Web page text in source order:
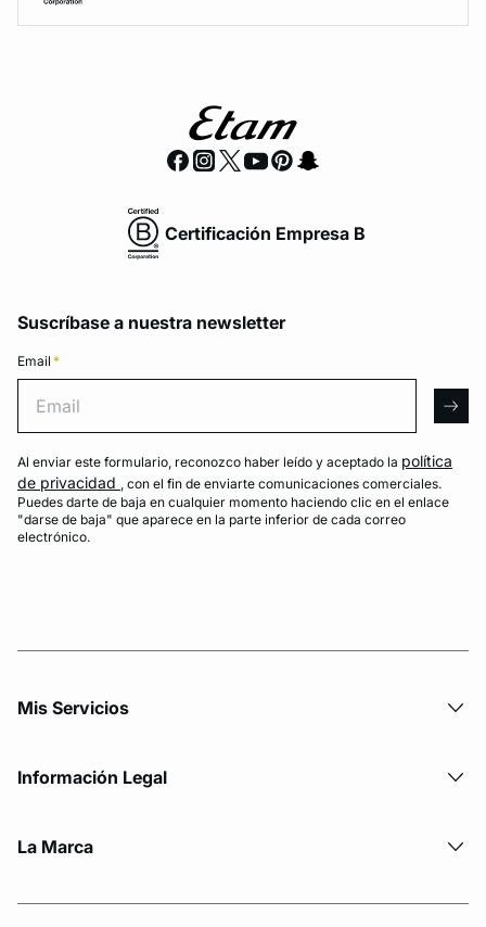
Certificación Empresa B
Suscríbase a nuestra newsletter
Email *
Al enviar este formulario, reconozco haber leído y aceptado la política
de privacidad , con el fin de enviarte comunicaciones comerciales.
Puedes darte de baja en cualquier momento haciendo clic en el enlace
"darse de baja" que aparece en la parte inferior de cada correo
electrónico.
Mis Servicios
Información Legal
La Marca